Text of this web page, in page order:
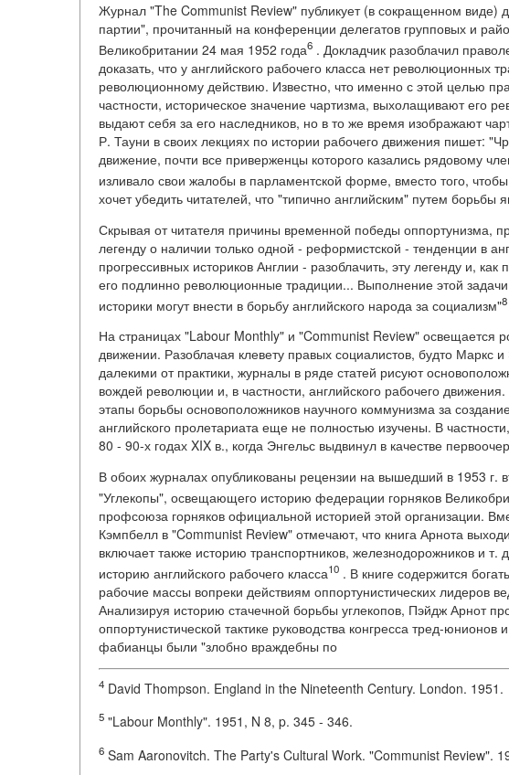
Журнал "The Communist Review" публикует (в сокращенном виде)
партии", прочитанный на конференции делегатов групповых и
Великобритании 24 мая 1952 года6 . Докладчик разоблачил
доказать, что у английского рабочего класса нет революционных
революционному действию. Известно, что именно с этой целью
частности, историческое значение чартизма, выхолащивают его
выдают себя за его наследников, но в то же время изображают
Р. Тауни в своих лекциях по истории рабочего движения пишет:
движение, почти все приверженцы которого казались рядовому
изливало свои жалобы в парламентской форме, вместо того,
хочет убедить читателей, что "типично английским" путем борьбы
Скрывая от читателя причины временной победы оппортунизма,
легенду о наличии только одной - реформистской - тенденции в
прогрессивных историков Англии - разоблачить, эту легенду и,
его подлинно революционные традиции... Выполнение этой
историки могут внести в борьбу английского народа за социализм"8
На страницах "Labour Monthly" и "Communist Review" освещается
движении. Разоблачая клевету правых социалистов, будто Маркс
далекими от практики, журналы в ряде статей рисуют
вождей революции и, в частности, английского рабочего
этапы борьбы основоположников научного коммунизма за
английского пролетариата еще не полностью изучены. В
80 - 90-х годах XIX в., когда Энгельс выдвинул в качестве
В обоих журналах опубликованы рецензии на вышедший в 1953 г.
"Углекопы", освещающего историю федерации горняков
профсоюза горняков официальной историей этой организации.
Кэмпбелл в "Communist Review" отмечают, что книга Арнота
включает также историю транспортников, железнодорожников и
историю английского рабочего класса10 . В книге содержится
рабочие массы вопреки действиям оппортунистических лидеров
Анализируя историю стачечной борьбы углекопов, Пэйдж Арнот
оппортунистической тактике руководства конгресса тред-
фабианцы были "злобно враждебны по
4 David Thompson. England in the Nineteenth Century. London. 1951.
5 "Labour Monthly". 1951, N 8, p. 345 - 346.
6 Sam Aaronovitch. The Party's Cultural Work. "Communist Review".